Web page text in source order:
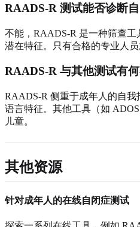
RAADS-R 测试能否诊断
不能，RAADS-R 是一种筛查
潜在特征。只有合格的专业人员
RAADS-R 与其他测试有
RAADS-R 侧重于成年人的自
语言特征。其他工具（如
儿童。
其他资源
针对成年人的在线自闭症测试